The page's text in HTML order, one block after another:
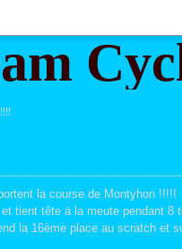
la course de Montyhon !!!!!
tient tête à la meute pendant 8
la 16ème place au scratch et